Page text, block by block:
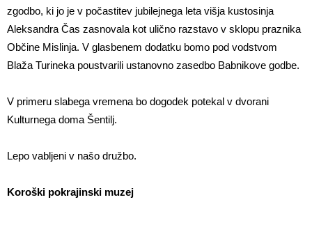
zgodbo, ki jo je v počastitev jubilejnega leta višja kustosinja
Aleksandra Čas zasnovala kot ulično razstavo v sklopu praznika
Občine Mislinja. V glasbenem dodatku bomo pod vodstvom
Blaža Turineka poustvarili ustanovno zasedbo Babnikove godbe.
V primeru slabega vremena bo dogodek potekal v dvorani
Kulturnega doma Šentilj.
Lepo vabljeni v našo družbo.
Koroški pokrajinski muzej